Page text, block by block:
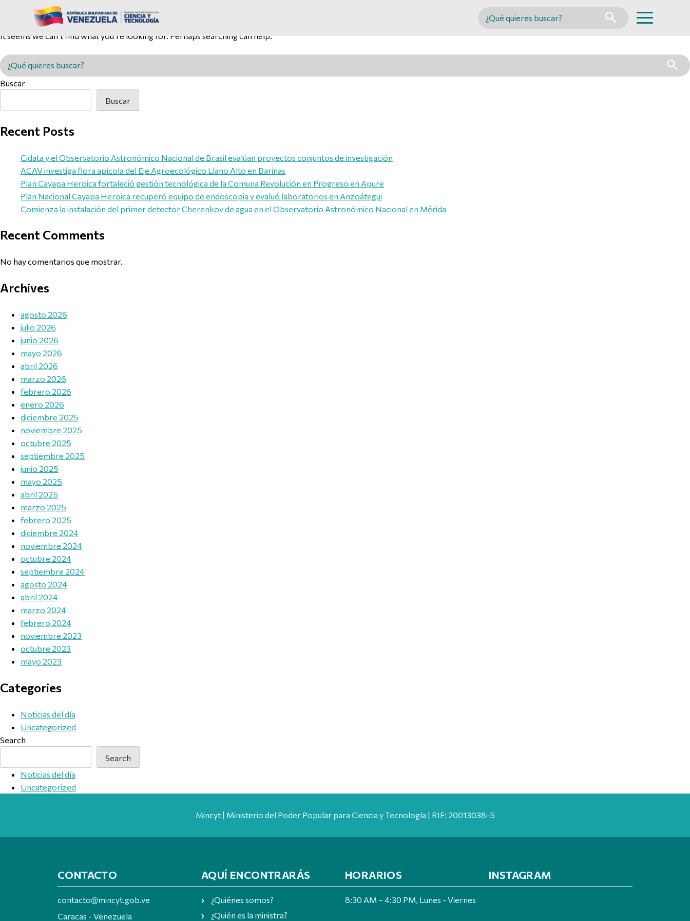
Buscar en MINCYT
Nothing Found
It seems we can’t find what you’re looking for. Perhaps searching can help.
Buscar en MINCYT
Buscar
Buscar
Recent Posts
Cidata y el Observatorio Astronómico Nacional de Brasil evalúan proyectos conjuntos de investigación
ACAV investiga flora apícola del Eje Agroecológico Llano Alto en Barinas
Plan Cayapa Heroica fortaleció gestión tecnológica de la Comuna Revolución en Progreso en Apure
Plan Nacional Cayapa Heroica recuperó equipo de endoscopia y evaluó laboratorios en Anzoátegui
Comienza la instalación del primer detector Cherenkov de agua en el Observatorio Astronómico Nacional en Mérida
Recent Comments
No hay comentarios que mostrar.
Archives
agosto 2026
julio 2026
junio 2026
mayo 2026
abril 2026
marzo 2026
febrero 2026
enero 2026
diciembre 2025
noviembre 2025
octubre 2025
septiembre 2025
junio 2025
mayo 2025
abril 2025
marzo 2025
febrero 2025
diciembre 2024
noviembre 2024
octubre 2024
septiembre 2024
agosto 2024
abril 2024
marzo 2024
febrero 2024
noviembre 2023
octubre 2023
mayo 2023
Categories
Noticias del día
Uncategorized
Search
Search
Noticias del día
Uncategorized
Mincyt | Ministerio del Poder Popular para Ciencia y Tecnología | RIF: 20013038-5
CONTACTO
contacto@mincyt.gob.ve
Caracas - Venezuela
AQUÍ ENCONTRARÁS
¿Quiénes somos?
¿Quién es la ministra?
HORARIOS
8:30 AM – 4:30 PM, Lunes - Viernes
INSTAGRAM